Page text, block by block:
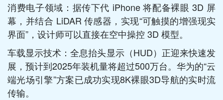
消费电子领域：据传下代 iPhone 将配备裸眼 3D 屏
幕，并结合 LiDAR 传感器，实现“可触摸的增强现实
界面”，设计师可以直接在空中操控 3D 模型。
车载显示技术：全息抬头显示（HUD）正迎来快速发
展，预计到2025年装机量将超过500万台。华为的“云
端光场引擎”方案已成功实现8K裸眼3D导航的实时流
传输。